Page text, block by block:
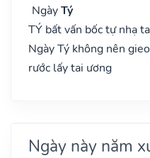
NgàyTý
TÝ bất vấn bốc tự nhạ
Ngày Tý không nên
rước lấy tai ương
Ngày này năm